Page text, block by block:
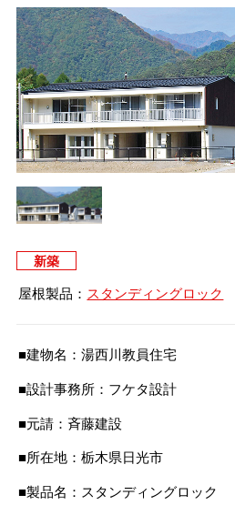
フリーハットⅡ型
FHR-2000
フラットライン
エコウェーブ
タイマルーフ M型
タイマルーフ F25
タイマルーフ T型
カナメ一文字葺き
金属瓦
カナメルーフ
洋瓦王(ヨウガオウ)
通気断熱工法
Vi65
Vi65 PLUS
Vi75・Vi125
Viカバー50
換気棟システム
換気棟システム
デザイン軒樋
カナメシャープ樋
技術情報
ダウンロード
お問い合わせ
新築
屋根製品： スタンディングロック
■建物名：湯西川教員住宅
■設計事務所：フケタ設計
■元請：斉藤建設
■所在地：栃木県日光市
■製品名：スタンディングロック